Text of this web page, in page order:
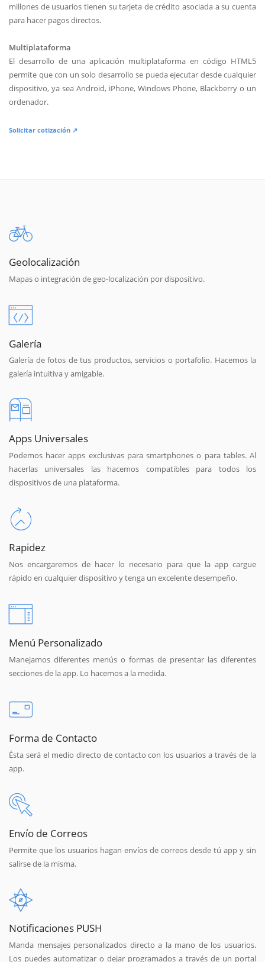
millones de usuarios tienen su tarjeta de crédito asociada a su cuenta
para hacer pagos directos.
Multiplataforma
El desarrollo de una aplicación multiplataforma en código HTML5
permite que con un solo desarrollo se pueda ejecutar desde cualquier
dispositivo, ya sea Android, iPhone, Windows Phone, Blackberry o un
ordenador.
Solicitar cotización ↗
Geolocalización
Mapas o integración de geo-localización por dispositivo.
Galería
Galería de fotos de tus productos, servicios o portafolio. Hacemos la
galería intuitiva y amigable.
Apps Universales
Podemos hacer apps exclusivas para smartphones o para tables. Al
hacerlas universales las hacemos compatibles para todos los
dispositivos de una plataforma.
Rapidez
Nos encargaremos de hacer lo necesario para que la app cargue
rápido en cualquier dispositivo y tenga un excelente desempeño.
Menú Personalizado
Manejamos diferentes menús o formas de presentar las diferentes
secciones de la app. Lo hacemos a la medida.
Forma de Contacto
Ésta será el medio directo de contacto con los usuarios a través de la
app.
Envío de Correos
Permite que los usuarios hagan envíos de correos desde tú app y sin
salirse de la misma.
Notificaciones PUSH
Manda mensajes personalizados directo a la mano de los usuarios.
Los puedes automatizar o dejar programados a través de un portal